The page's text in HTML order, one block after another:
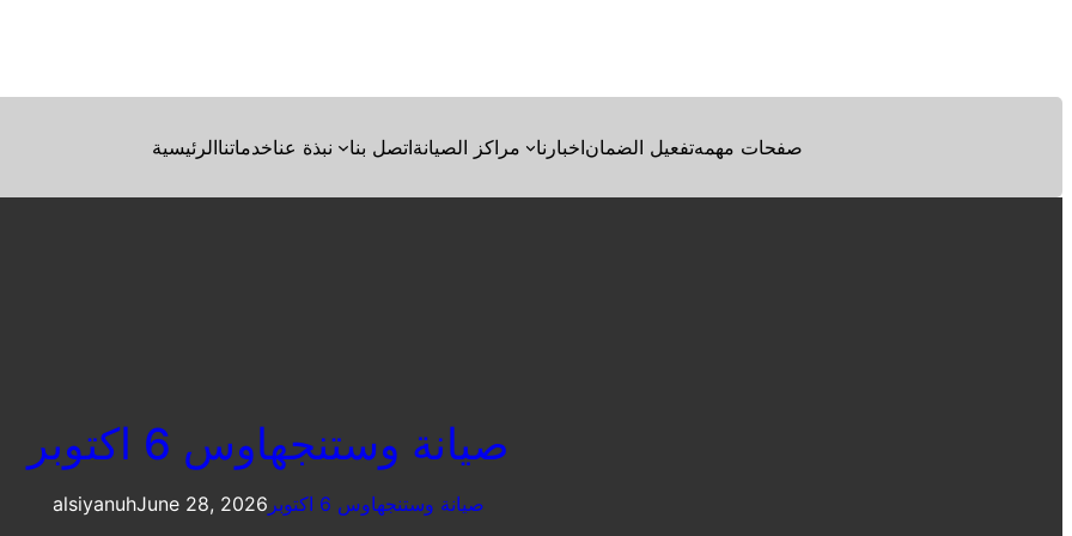
الرئيسيةخدماتنانبذة عنا اتصل بنامراكز الصيانة اخبارناتفعيل الضمانصفحات مهمه
صيانة وستنجهاوس 6 اكتوبر
alsiyanuhJune 28, 2026 صيانة وستنجهاوس 6 اكتوبر